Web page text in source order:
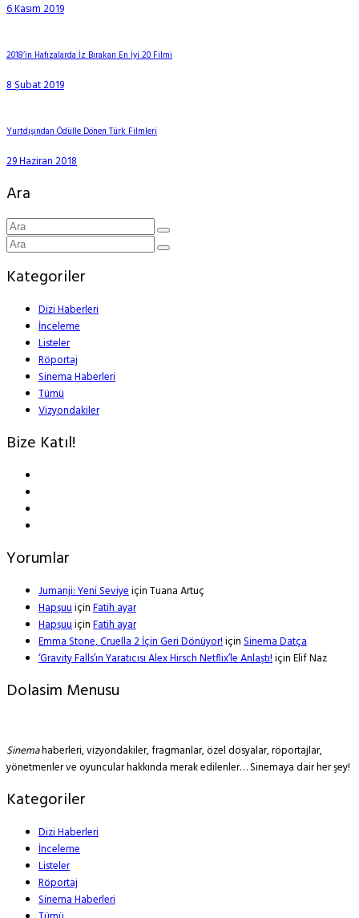
6 Kasım 2019
2018’in Hafızalarda İz Bırakan En İyi 20 Filmi
8 Şubat 2019
Yurtdışından Ödülle Dönen Türk Filmleri
29 Haziran 2018
Ara
Kategoriler
Dizi Haberleri
İnceleme
Listeler
Röportaj
Sinema Haberleri
Tümü
Vizyondakiler
Bize Katıl!
Yorumlar
Jumanji: Yeni SeviyeiçinTuana Artuç
HapşuuiçinFatih ayar
HapşuuiçinFatih ayar
Emma Stone, Cruella 2 İçin Geri Dönüyor!içinSinema Datça
‘Gravity Falls’ın Yaratıcısı Alex Hirsch Netflix’le Anlaştı!içinElif Naz
Dolasim Menusu
Sinemahaberleri, vizyondakiler, fragmanlar, özel dosyalar, röportajlar,
yönetmenler ve oyuncular hakkında merak edilenler… Sinemaya dair her şey!
Kategoriler
Dizi Haberleri
İnceleme
Listeler
Röportaj
Sinema Haberleri